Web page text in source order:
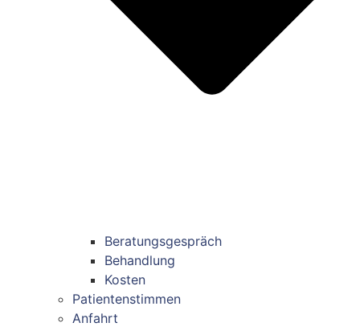
Beratungsgespräch
Behandlung
Kosten
Patientenstimmen
Anfahrt